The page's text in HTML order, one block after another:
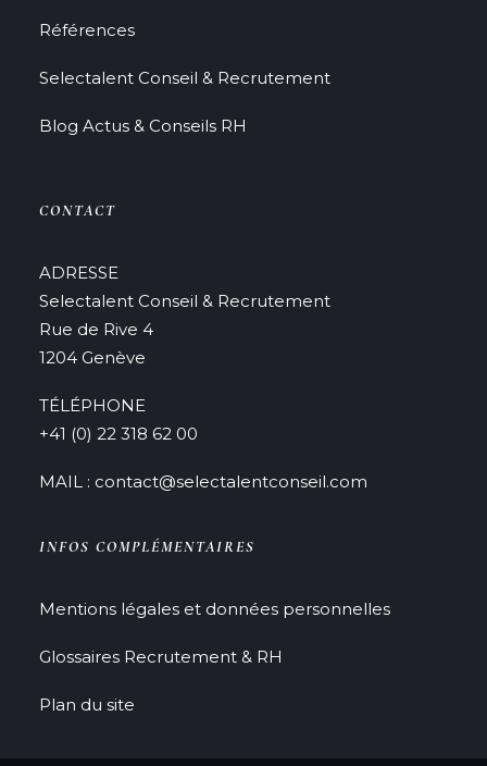
Références
Selectalent Conseil & Recrutement
Blog Actus & Conseils RH
CONTACT
ADRESSE
Selectalent Conseil & Recrutement
Rue de Rive 4
1204 Genève
TÉLÉPHONE
+41 (0) 22 318 62 00
MAIL : contact@selectalentconseil.com
INFOS COMPLÉMENTAIRES
Mentions légales et données personnelles
Glossaires Recrutement & RH
Plan du site